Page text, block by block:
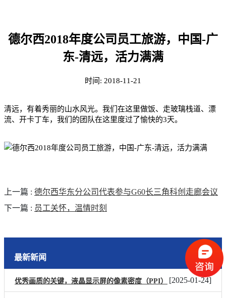
德尔西2018年度公司员工旅游，中国-广
东-清远，活力满满
时间: 2018-11-21
清远，有着秀丽的山水风光。我们在这里做饭、走玻璃栈道、漂
流、开卡丁车，我们的团队在这里度过了愉快的3天。
上一篇 : 德尔西华东分公司代表参与G60长三角科创走廊会议
下一篇 : 员工关怀，温情时刻
最新新闻
优秀画质的关键，液晶显示屏的像素密度（PPI） [2025-01-24]